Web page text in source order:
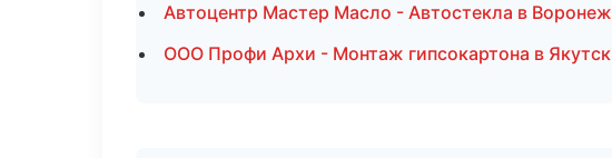
Автоцентр Мастер Масло - Автостекла в Воронеж
ООО Профи Архи - Монтаж гипсокартона в Якутск